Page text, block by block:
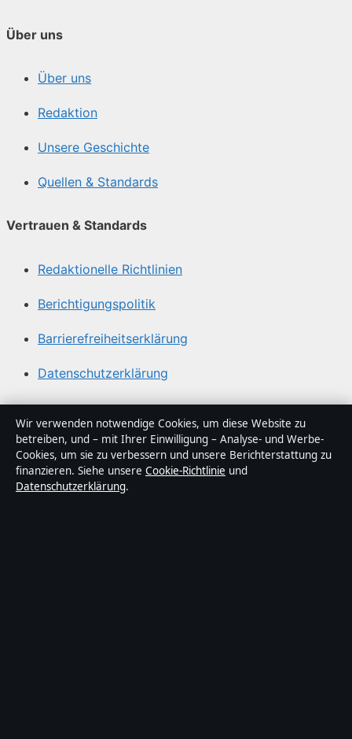
Über uns
Über uns
Redaktion
Unsere Geschichte
Quellen & Standards
Vertrauen & Standards
Redaktionelle Richtlinien
Berichtigungspolitik
Barrierefreiheitserklärung
Datenschutzerklärung
Über Tageslage in Kürze
Tageslage ist ein unabhängiger digitaler
Nachrichtenanbieter mit Fokus auf Politik, Wirtschaft,
Technik und Gesellschaft in Deutschland. Jeder Artikel
Wir verwenden notwendige Cookies, um diese Website zu
betreiben, und – mit Ihrer Einwilligung – Analyse- und Werbe-
Cookies, um sie zu verbessern und unsere Berichterstattung zu
finanzieren. Siehe unsere Cookie-Richtlinie und
Datenschutzerklärung.